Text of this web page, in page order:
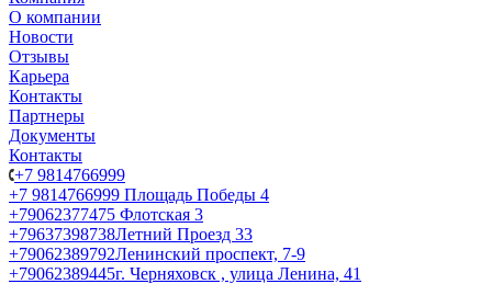
О компании
Новости
Отзывы
Карьера
Контакты
Партнеры
Документы
Контакты
+7 9814766999
+7 9814766999 Площадь Победы 4
+79062377475 Флотская 3
+79637398738Летний Проезд 33
+79062389792Ленинский проспект, 7-9
+79062389445г. Черняховск , улица Ленина, 41